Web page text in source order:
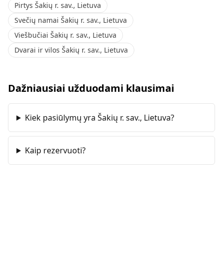
Pirtys Šakių r. sav., Lietuva
Svečių namai Šakių r. sav., Lietuva
Viešbučiai Šakių r. sav., Lietuva
Dvarai ir vilos Šakių r. sav., Lietuva
Dažniausiai užduodami klausimai
Kiek pasiūlymų yra Šakių r. sav., Lietuva?
Kaip rezervuoti?